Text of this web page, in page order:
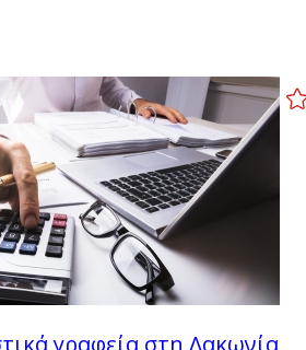
γραφεία στη Λακωνία